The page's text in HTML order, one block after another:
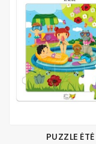
PUZZLE ÉTÉ